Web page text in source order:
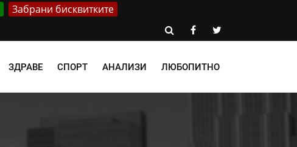
Забрани бисквитките
ЗДРАВЕ СПОРТ АНАЛИЗИ ЛЮБОПИТНО